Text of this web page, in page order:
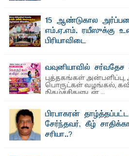
15 ஆண்டுகால
எம்.ஏ.எம். ரயீஸுக்கு
பிரியாவிடை
வவுனியாவில்
புத்தகங்கள் அன்பளிப்பு,
பொருட்கள் வழங்கல்,
நிகழ்ச்சிகளுடன் ...
பிரபாகரன்
சேர்ந்தவர், கீழ்
சரியா..?